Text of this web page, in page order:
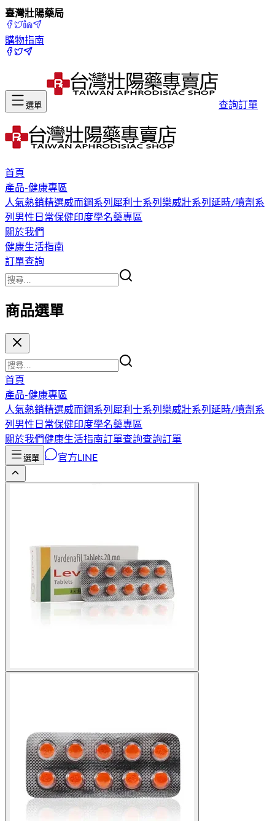
臺灣壯陽藥局
購物指南
選單 查詢訂單
首頁
產品-健康專區
人氣熱銷精選威而鋼系列 犀利士系列 樂威壯系列 延時/噴劑系
列 男性日常保健印度學名藥專區
關於我們
健康生活指南
訂單查詢
商品選單
首頁
產品-健康專區
人氣熱銷精選威而鋼系列 犀利士系列 樂威壯系列 延時/噴劑系
列 男性日常保健印度學名藥專區
關於我們健康生活指南訂單查詢查詢訂單
選單 官方LINE